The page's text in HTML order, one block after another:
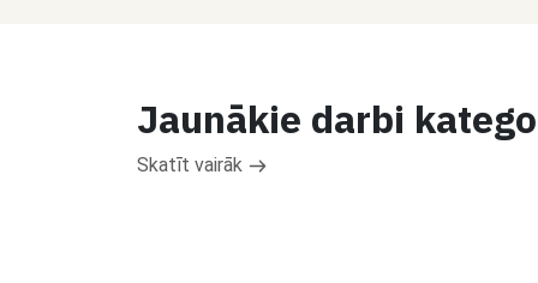
Jaunākie darbi
Skatīt vairāk